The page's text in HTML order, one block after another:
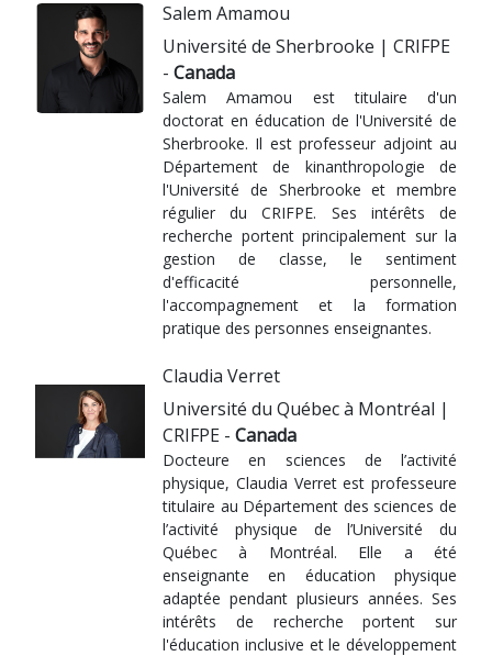
Salem Amamou
Université de Sherbrooke | CRIFPE
- Canada
Salem Amamou est titulaire d'un
doctorat en éducation de l'Université de
Sherbrooke. Il est professeur adjoint au
Département de kinanthropologie de
l'Université de Sherbrooke et membre
régulier du CRIFPE. Ses intérêts de
recherche portent principalement sur la
gestion de classe, le sentiment
d'efficacité personnelle,
l'accompagnement et la formation
pratique des personnes enseignantes.
Claudia Verret
Université du Québec à Montréal |
CRIFPE - Canada
Docteure en sciences de l’activité
physique, Claudia Verret est professeure
titulaire au Département des sciences de
l’activité physique de l’Université du
Québec à Montréal. Elle a été
enseignante en éducation physique
adaptée pendant plusieurs années. Ses
intérêts de recherche portent sur
l'éducation inclusive et le développement